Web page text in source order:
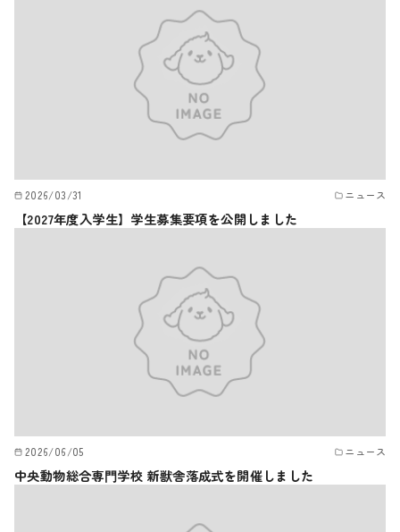
2026/03/31 ニュース
【2027年度入学生】学生募集要項を公開しました
2026/06/05 ニュース
中央動物総合専⾨学校 新獣舎落成式を開催しました